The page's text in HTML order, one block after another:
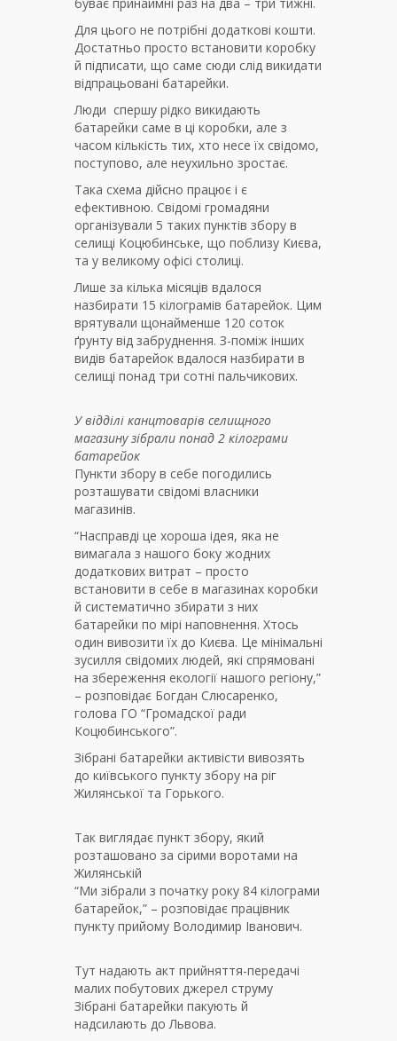
Для цього не потрібні додаткові кошти.
Достатньо просто встановити коробку
й підписати, що саме сюди слід викидати
відпрацьовані батарейки.
Люди спершу рідко викидають
батарейки саме в ці коробки, але з
часом кількість тих, хто несе їх свідомо,
поступово, але неухильно зростає.
Така схема дійсно працює і є
ефективною. Свідомі громадяни
організували 5 таких пунктів збору в
селищі Коцюбинське, що поблизу Києва,
та у великому офісі столиці.
Лише за кілька місяців вдалося
назбирати 15 кілограмів батарейок. Цим
врятували щонайменше 120 соток
ґрунту від забруднення. З-поміж інших
видів батарейок вдалося назбирати в
селищі понад три сотні пальчикових.
У відділі канцтоварів селищного
магазину зібрали понад 2 кілограми
батарейок
Пункти збору в себе погодились
розташувати свідомі власники
магазинів.
“Насправді це хороша ідея, яка не
вимагала з нашого боку жодних
додаткових витрат – просто
встановити в себе в магазинах коробки
й систематично збирати з них
батарейки по мірі наповнення. Хтось
один вивозити їх до Києва. Це мінімальні
зусилля свідомих людей, які спрямовані
на збереження екології нашого регіону,”
– розповідає Богдан Слюсаренко,
голова ГО “Громадскої ради
Коцюбинського”.
Зібрані батарейки активісти вивозять
до київського пункту збору на ріг
Жилянської та Горького.
Так виглядає пункт збору, який
розташовано за сірими воротами на
Жилянській
“Ми зібрали з початку року 84 кілограми
батарейок,” – розповідає працівник
пункту прийому Володимир Іванович.
Тут надають акт прийняття-передачі
малих побутових джерел струму
Зібрані батарейки пакують й
надсилають до Львова.